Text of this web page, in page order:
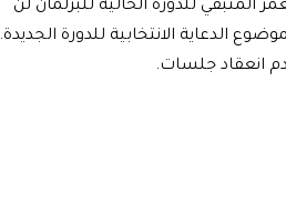
للدورة الحالية للبرلمان لن
الانتخابية للدورة الجديدة.
انعقاد جلسات.